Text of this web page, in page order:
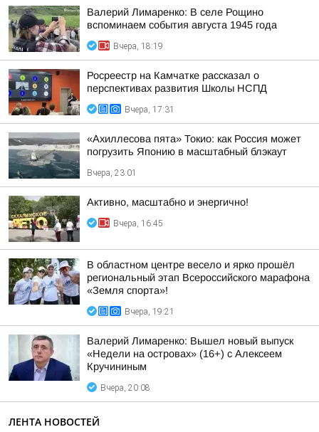
Валерий Лимаренко: В селе Рощино
вспоминаем события августа 1945 года
Вчера, 18:19
Росреестр на Камчатке рассказал о
перспективах развития Школы НСПД
Вчера, 17:31
«Ахиллесова пята» Токио: как Россия может
погрузить Японию в масштабный блэкаут
Вчера, 23:01
Активно, масштабно и энергично!
Вчера, 16:45
В областном центре весело и ярко прошёл
региональный этап Всероссийского марафона
«Земля спорта»!
Вчера, 19:21
Валерий Лимаренко: Вышел новый выпуск
«Недели на островах» (16+) с Алексеем
Кручининым
Вчера, 20:08
ЛЕНТА НОВОСТЕЙ